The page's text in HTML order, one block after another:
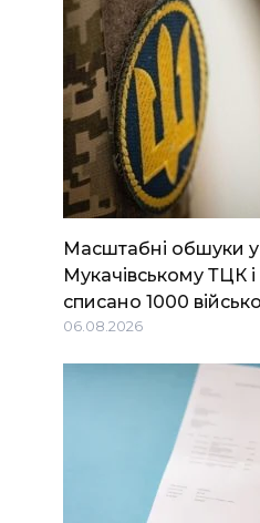
Масштабні обшуки у
Мукачівському ТЦК
списано 1000
06.08.2026